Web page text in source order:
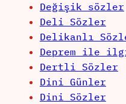
Değişik sözler
Deli Sözler
Delikanlı
Deprem ile
Dertli Sözler
Dini Günler
Dini Sözler